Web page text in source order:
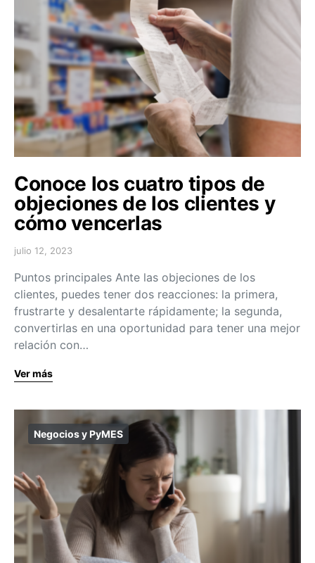
Conoce los cuatro tipos de
objeciones de los clientes y
cómo vencerlas
julio 12, 2023
Puntos principales Ante las objeciones de los
clientes, puedes tener dos reacciones: la primera,
frustrarte y desalentarte rápidamente; la segunda,
convertirlas en una oportunidad para tener una mejor
relación con…
Ver más
Negocios y PyMES